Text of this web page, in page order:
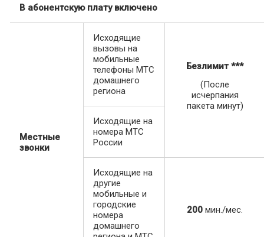
В абонентскую плату включено
Местные
звонки
Исходящие
вызовы на
мобильные
телефоны МТС
домашнего
региона
Безлимит ***
(После
исчерпания
пакета минут)
Исходящие на
номера МТС
России
Исходящие на
другие
мобильные и
городские
номера
домашнего
200 мин./мес.